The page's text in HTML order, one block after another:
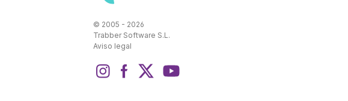
© 2005 - 2026
Trabber Software S.L.
Aviso legal